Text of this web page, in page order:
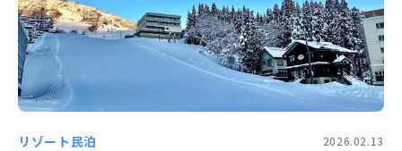
リゾート民泊 2026.02.13